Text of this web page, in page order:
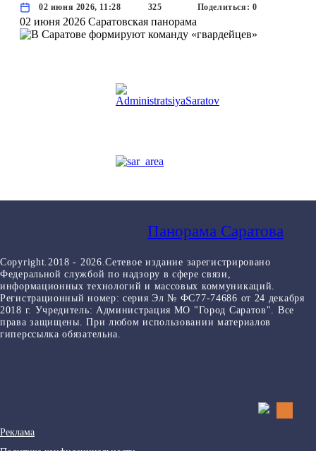
02 июня 2026, 11:28 325 Поделиться: 0
02 июня 2026 Саратовская панорама
Панорама Саратова
Copyright.2018 - 2026.Сетевое издание зарегистрировано
Федеральной службой по надзору в сфере связи,
информационных технологий и массовых коммуникаций.
Регистрационный номер: серия Эл № ФС77-74686 от 24 декабря
2018 г. Учредитель: Администрация МО "Город Саратов". Все
права защищены. При любом использовании материалов
гиперссылка обязательна.
Реклама